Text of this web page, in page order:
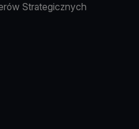
Strategicznych